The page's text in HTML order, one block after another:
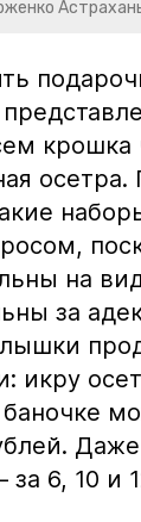
крошка
осетра.
на
за
икру
6, 10 и